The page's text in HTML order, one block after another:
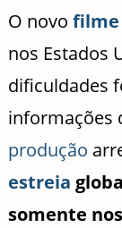
O novo filme
nos Estados
dificuldades
informações
produção
estreia
somente